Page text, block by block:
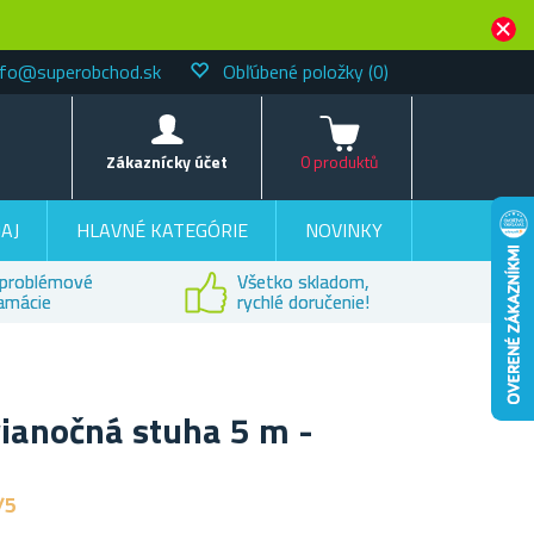
Obľúbené položky(0)
Zákaznícky účet
Košík
0 produktů
HLAVNÉ KATEGÓRIE
NOVINKY
Všetko skladom,
rychlé doručenie!
stuha 5 m -